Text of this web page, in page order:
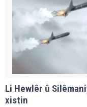
Li Hewlêr û
xistin